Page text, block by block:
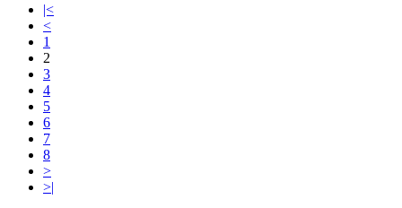
|<
<
1
2
3
4
5
6
7
8
>
>|